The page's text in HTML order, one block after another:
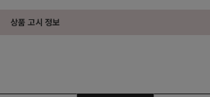
상품 고시 정보